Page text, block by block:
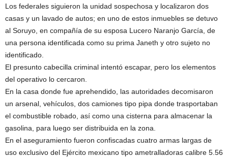
Los federales siguieron la unidad sospechosa y localizaron dos
casas y un lavado de autos; en uno de estos inmuebles se detuvo
al Soruyo, en compañía de su esposa Lucero Naranjo García, de
una persona identificada como su prima Janeth y otro sujeto no
identificado.
El presunto cabecilla criminal intentó escapar, pero los elementos
del operativo lo cercaron.
En la casa donde fue aprehendido, las autoridades decomisaron
un arsenal, vehículos, dos camiones tipo pipa donde trasportaban
el combustible robado, así como una cisterna para almacenar la
gasolina, para luego ser distribuida en la zona.
En el aseguramiento fueron confiscadas cuatro armas largas de
uso exclusivo del Ejército mexicano tipo ametralladoras calibre 5.56